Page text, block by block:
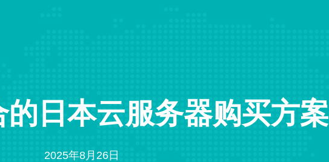
日本云服务器购买方案
2025年8月26日